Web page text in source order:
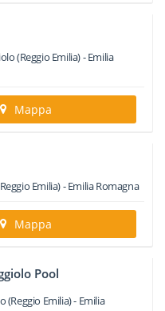
(Reggio Emilia) -Emilia
Mappa
Emilia) -Emilia Romagna
Mappa
Pool
(Reggio Emilia) - Emilia